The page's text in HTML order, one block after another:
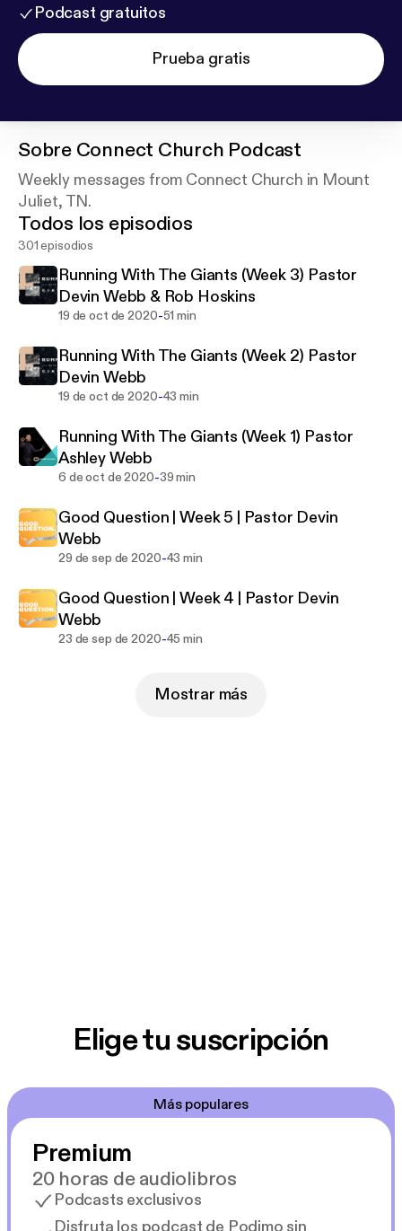
Podcast gratuitos
Prueba gratis
Sobre Connect Church Podcast
Weekly messages from Connect Church in Mount
Juliet, TN.
Todos los episodios
301 episodios
Running With The Giants (Week 3) Pastor
Devin Webb & Rob Hoskins
19 de oct de 2020-51 min
Running With The Giants (Week 2) Pastor
Devin Webb
19 de oct de 2020-43 min
Running With The Giants (Week 1) Pastor
Ashley Webb
6 de oct de 2020-39 min
Good Question | Week 5 | Pastor Devin
Webb
29 de sep de 2020-43 min
Good Question | Week 4 | Pastor Devin
Webb
23 de sep de 2020-45 min
Mostrar más
Elige tu suscripción
Más populares
Premium
20 horas de audiolibros
Podcasts exclusivos